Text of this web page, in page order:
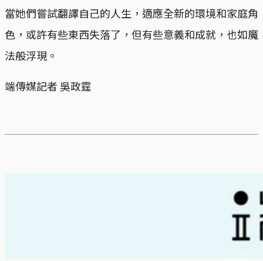
當她們嘗試翻譯自己的人生，適應全新的環境和家庭角
色，或許有些東西失落了，但有些意義和成就，也如魔
法般浮現。
端傳媒記者 吳政霆